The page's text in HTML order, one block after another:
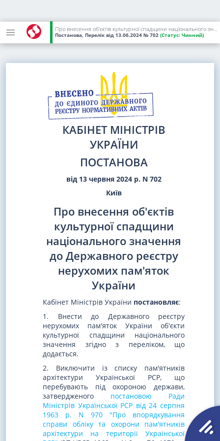
Про внесення об'єктів культурної спадщини національного значення до Державного реєстру нерухомих пам'яток України
Постанова, Перелік від 13.06.2024 № 702 (Статус: Чинний)
КАБІНЕТ МІНІСТРІВ
УКРАЇНИ
ПОСТАНОВА
від 13 червня 2024 р. N 702
Київ
Про внесення об'єктів
культурної спадщини
національного значення
до Державного реєстру
нерухомих пам'яток
України
Кабінет Міністрів України постановляє:
1. Внести до Державного реєстру
нерухомих пам'яток України об'єкти
культурної спадщини національного
значення згідно з переліком, що
додається.
2. Виключити із списку пам'ятників
архітектури Української РСР, що
перебувають під охороною держави,
затвердженого постановою Ради
Міністрів Української РСР від 24 серпня
1963 р. N 970 "Про впорядкування
справи обліку та охорони пам'ятників
архітектури на території Української